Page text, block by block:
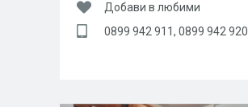
Добави в любими
0899 942 911, 0899 942 920